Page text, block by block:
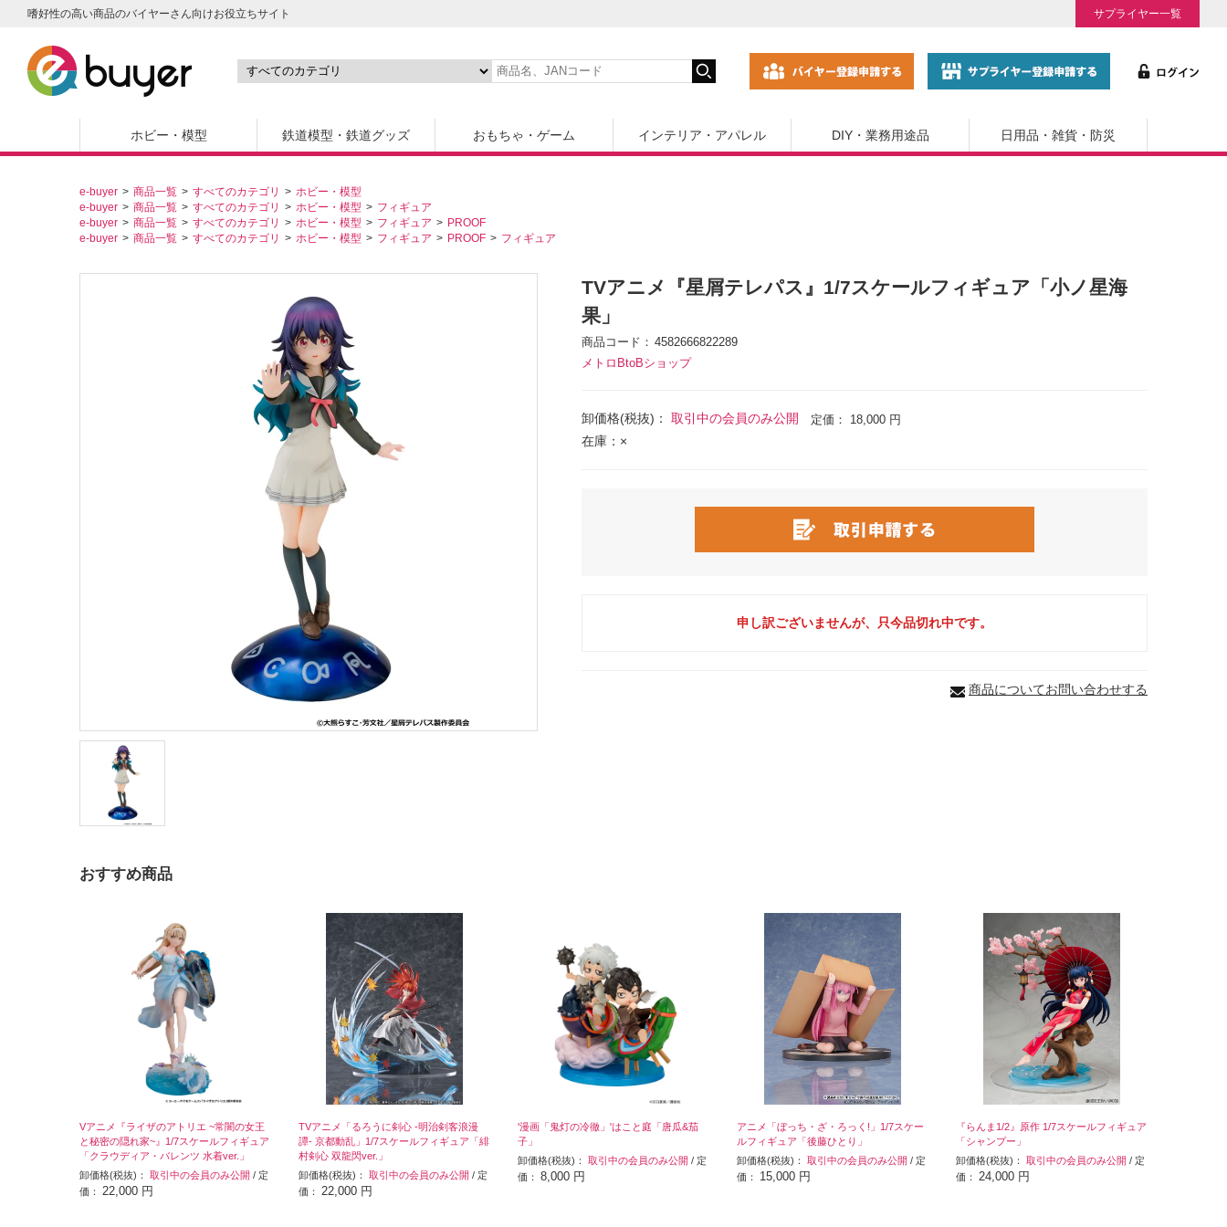
嗜好性の高い商品のバイヤーさん向けお役立ちサイト サプライヤー一覧
ホビー・模型 鉄道模型・鉄道グッズ おもちゃ・ゲーム インテリア・アパレル DIY・業務用途品 日用品・雑貨・防災
e-buyer 商品一覧 すべてのカテゴリ
ホビー・模型
e-buyer
商品一覧 すべてのカテゴリ ホビー・模型
フィギュア
e-buyer
商品一覧 すべてのカテゴリ ホビー・模型 フィギュア
PROOF
e-buyer
商品一覧 すべてのカテゴリ ホビー・模型 フィギュア PROOF フィギュア
TVアニメ『星屑テレパス』1/7スケールフィギュア「小ノ星海
果」
商品コード
4582666822289
メトロBtoBショップ
卸価格(税抜)： 取引中の会員のみ公開 定価： 18,000 円
在庫：×
申し訳ございませんが、只今品切れ中です。
商品についてお問い合わせする
おすすめ商品
Vアニメ『ライザのアトリエ ~常闇の女王
と秘密の隠れ家~』1/7スケールフィギュア
「クラウディア・バレンツ 水着ver.」
卸価格(税抜)： 取引中の会員のみ公開 / 定
価： 22,000 円
TVアニメ「るろうに剣心 -明治剣客浪漫
譚- 京都動乱」1/7スケールフィギュア「緋
村剣心 双龍閃ver.」
卸価格(税抜)： 取引中の会員のみ公開 / 定
価： 22,000 円
'漫画「鬼灯の冷徹」'はこと庭「唐瓜&茄
子」
卸価格(税抜)： 取引中の会員のみ公開 / 定
価： 8,000 円
アニメ「ぼっち・ざ・ろっく!」1/7スケー
ルフィギュア「後藤ひとり」
卸価格(税抜)： 取引中の会員のみ公開 / 定
価： 15,000 円
『らんま1/2』原作 1/7スケールフィギュア
「シャンプー」
卸価格(税抜)： 取引中の会員のみ公開 / 定
価： 24,000 円